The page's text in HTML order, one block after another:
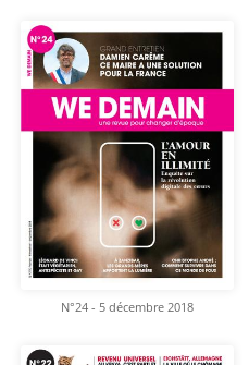
N°24 - 5 décembre 2018